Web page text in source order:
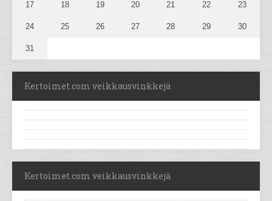
17 18 19 20 21 22 23
24 25 26 27 28 29 30
31
Kertoimet.com veikkausvinkkejä
Kertoimet.com veikkausvinkkejä